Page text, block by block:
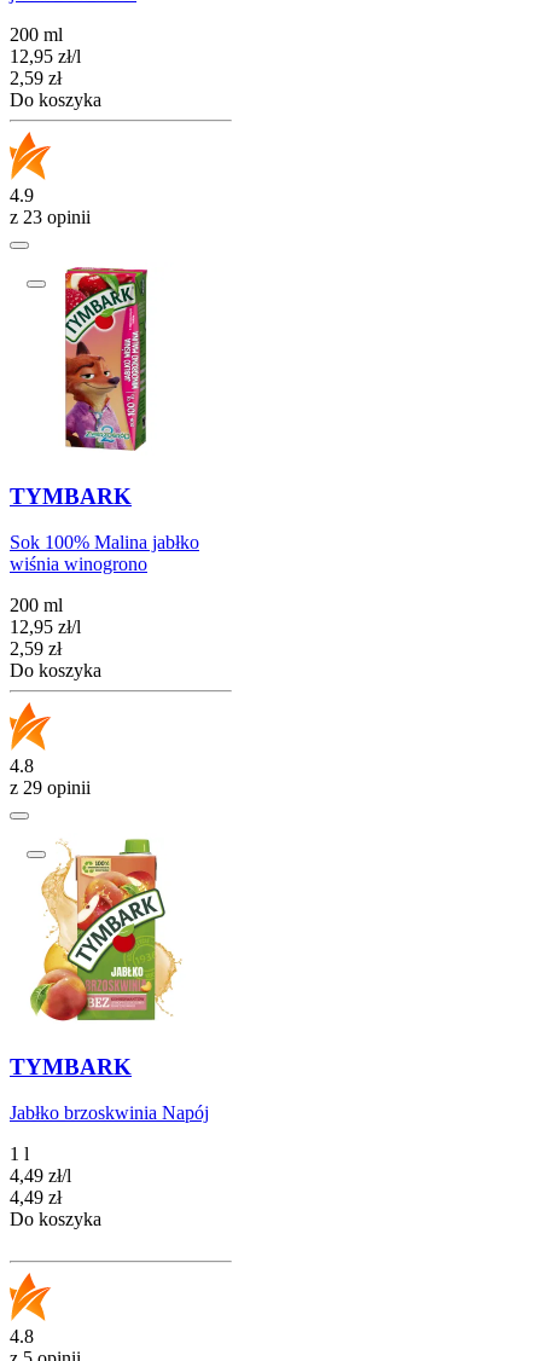
200 ml
12,95 zł/l
Cena
2,59 zł
Do koszyka
4.9
z 23 opinii
TYMBARK
Sok 100% Malina jabłko
wiśnia winogrono
200 ml
12,95 zł/l
Cena
2,59 zł
Do koszyka
4.8
z 29 opinii
TYMBARK
Jabłko brzoskwinia Napój
1 l
4,49 zł/l
Cena
4,49 zł
Do koszyka
4.8